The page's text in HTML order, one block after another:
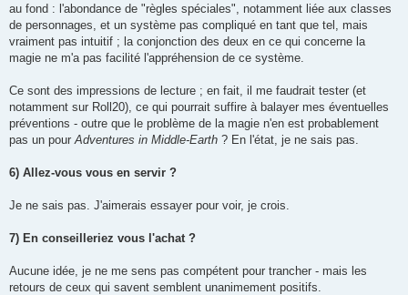
au fond : l'abondance de "règles spéciales", notamment liée aux classes
de personnages, et un système pas compliqué en tant que tel, mais
vraiment pas intuitif ; la conjonction des deux en ce qui concerne la
magie ne m'a pas facilité l'appréhension de ce système.
Ce sont des impressions de lecture ; en fait, il me faudrait tester (et
notamment sur Roll20), ce qui pourrait suffire à balayer mes éventuelles
préventions - outre que le problème de la magie n'en est probablement
pas un pour Adventures in Middle-Earth ? En l'état, je ne sais pas.
6) Allez-vous vous en servir ?
Je ne sais pas. J'aimerais essayer pour voir, je crois.
7) En conseilleriez vous l'achat ?
Aucune idée, je ne me sens pas compétent pour trancher - mais les
retours de ceux qui savent semblent unanimement positifs.